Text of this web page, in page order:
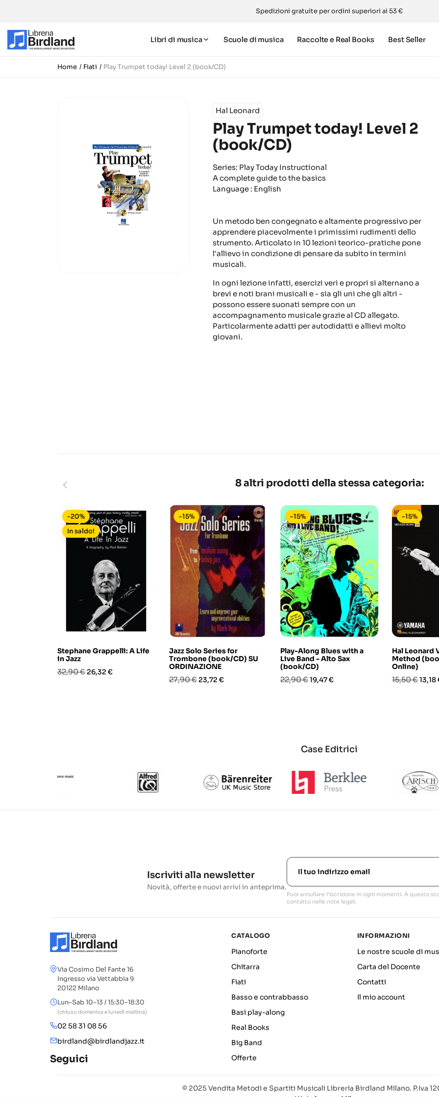
Spedizioni gratuite per ordini superiori ai 53 €
Libri di musica Scuole di musica Raccolte e Real Books Best Seller
Home Fiati Play Trumpet today! Level 2 (book/CD)
Hal Leonard
Play Trumpet today! Level 2
(book/CD)
Series: Play Today Instructional
A complete guide to the basics
Language : English
Un metodo ben congegnato e altamente progressivo per
apprendere piacevolmente i primissimi rudimenti dello
strumento. Articolato in 10 lezioni teorico-pratiche pone
l'allievo in condizione di pensare da subito in termini
musicali.
In ogni lezione infatti, esercizi veri e propri si alternano a
brevi e noti brani musicali e - sia gli uni che gli altri -
possono essere suonati sempre con un
accompagnamento musicale grazie al CD allegato.
Particolarmente adatti per autodidatti e allievi molto
giovani.
8 altri prodotti della stessa categoria:
Stephane Grappelli: A Life
in Jazz
Prezzo
32,90 € Prezzo
26,32 €
-20%
In saldo!
Jazz Solo Series for
Trombone (book/CD) SU
ORDINAZIONE
Prezzo
27,90 € Prezzo
23,72 €
-15%
Play-Along Blues with a
Live Band - Alto Sax
(book/CD)
Prezzo
22,90 €Prezzo
19,47 €
-15%
Hal Leonard
Method
Online)
Prezzo
15,50 €13,18
-15%
Case Editrici
Iscriviti alla newsletter
Novità, offerte e nuovi arrivi in anteprima.
Puoi annullare l'iscrizione in ogni momenti. A questo
contatto nelle note legali.
Via Cosimo Del Fante 16
Ingresso via Vettabbia 9
20122 Milano
Lun–Sab 10–13 / 15:30–18:30
(chiuso domenica e lunedì mattina)
02 58 31 08 56
birdland@birdlandjazz.it
Seguici
CATALOGO
Pianoforte
Chitarra
Fiati
Basso e contrabbasso
Basi play-along
Real Books
Big Band
Offerte
INFORMAZIONI
Le nostre scuole di
Carta del Docente
Contatti
Il mio account
© 2025 Vendita Metodi e Spartiti Musicali Libreria Birdland Milano. P.Iva